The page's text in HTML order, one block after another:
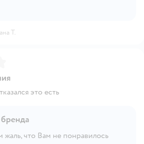
Т.
это есть
что Вам не понравилось